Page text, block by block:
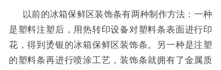
以前的冰箱保鲜区装饰条有两种制作方法：一种
是塑料注塑后，用热转印设备对塑料条表面进行印
花，得到烫银的冰箱保鲜区装饰条。另一种是注塑
的塑料条再进行喷涂工艺，装饰条就拥有了金属质